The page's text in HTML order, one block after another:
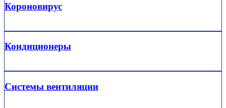
Короновирус
Кондиционеры
Системы вентиляции